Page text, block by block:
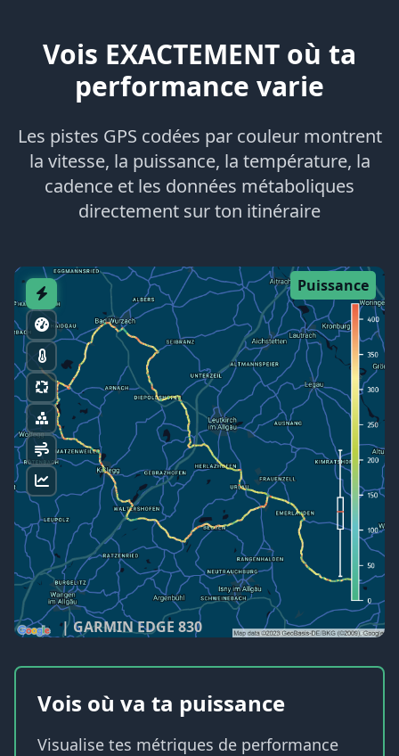
Vois EXACTEMENT où ta
performance varie
Les pistes GPS codées par couleur montrent
la vitesse, la puissance, la température, la
cadence et les données métaboliques
directement sur ton itinéraire
Puissance
| GARMIN EDGE 830
Vois où va ta puissance
Visualise tes métriques de performance